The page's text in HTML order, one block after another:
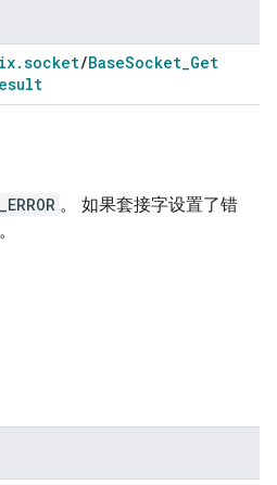
.socket/BaseSocket Get
。 如果套接字设置了错